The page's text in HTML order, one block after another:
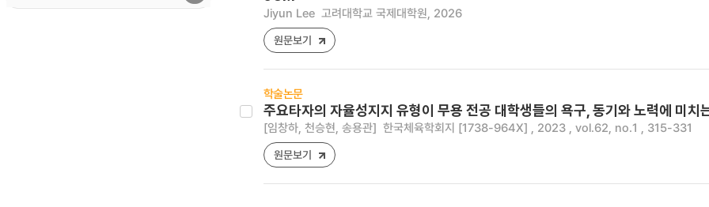
Jiyun Lee 고려대학교 국제대학원, 2026
원문보기
학술논문
주요타자의 자율성지지 유형이 무용 전공 대학생들의 욕구, 동기와 노력에 미치
[임창하, 천승현, 송용관] 한국체육학회지 [1738-964X] , 2023 , vol.62, no.1 , 315-331
원문보기